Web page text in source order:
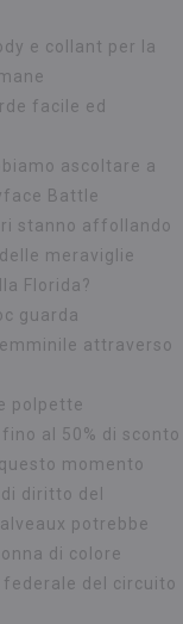
e collant per la
facile ed
ascoltare a
Battle
stanno affollando
meraviglie
Florida?
guarda
attraverso
polpette
al 50% di sconto
momento
diritto del
potrebbe
di colore
del circuito